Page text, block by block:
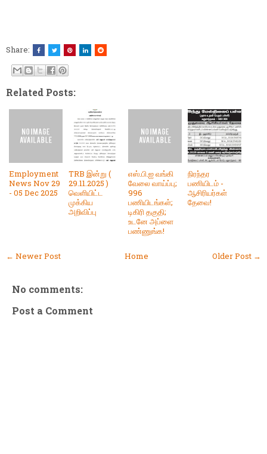
Share:
Related Posts:
Employment
News Nov 29
- 05 Dec 2025
TRB இன்று (
29.11.2025 )
வெளியிட்ட
முக்கிய
அறிவிப்பு
எஸ்.பி.ஐ வங்கி
வேலை வாய்ப்பு;
996
பணியிடங்கள்;
டிகிரி தகுதி;
உடனே அப்ளை
பண்ணுங்க!
நிரந்தர
பணியிடம் -
ஆசிரியர்கள்
தேவை!
← Newer Post Older Post →
Home
No comments:
Post a Comment